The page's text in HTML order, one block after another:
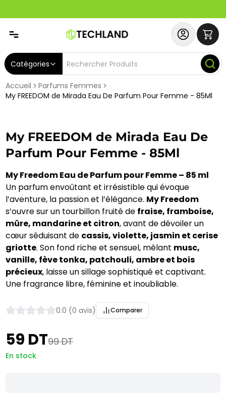
Catégories
Accueil
Parfums Femmes
My FREEDOM de Mirada Eau De Parfum Pour Femme - 85Ml
My FREEDOM de Mirada Eau De
Parfum Pour Femme - 85Ml
My Freedom Eau de Parfum pour Femme – 85 ml
Un parfum envoûtant et irrésistible qui évoque
l’aventure, la passion et l’élégance. My Freedom
s’ouvre sur un tourbillon fruité de fraise, framboise,
mûre, mandarine et citron, avant de dévoiler un
cœur séduisant de cassis, violette, jasmin et cerise
griotte. Son fond riche et sensuel, mêlant musc,
vanille, fève tonka, patchouli, ambre et bois
précieux, laisse un sillage sophistiqué et captivant.
Une fragrance libre, féminine et inoubliable.
0.0 (0 avis) Comparer
59 DT99 DT
En stock